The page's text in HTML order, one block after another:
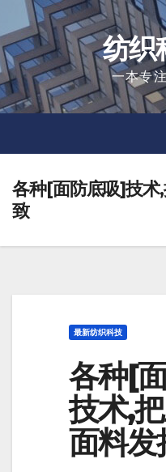
to
content
纺织
一本专
各种[面防底吸]技术
致
最新纺织科技
各种[
技术,
面料发